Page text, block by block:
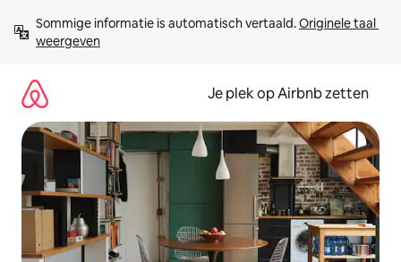
direct
naar
Sommige informatie is automatisch vertaald. Originele taal
weergeven
Je plek op Airbnb zetten